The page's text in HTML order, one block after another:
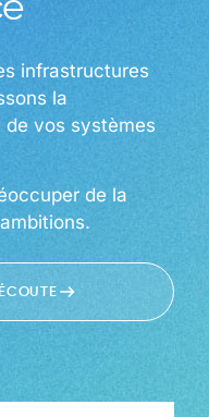
infrastructures
la
vos systèmes
de la